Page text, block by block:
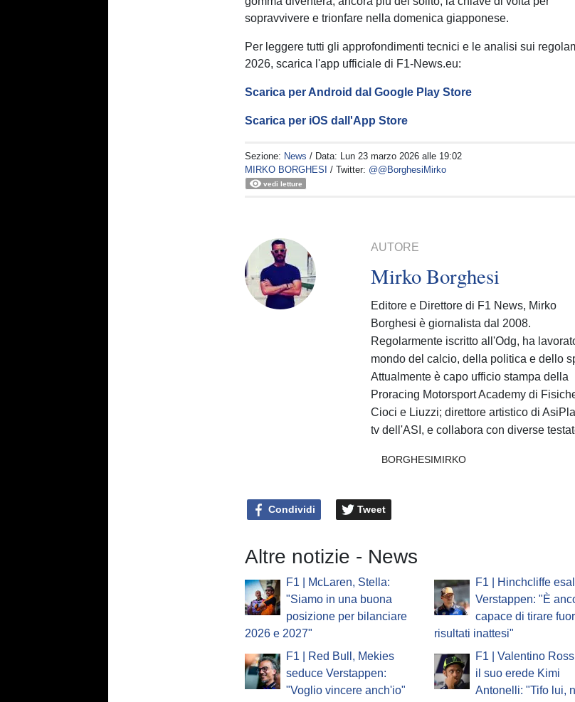
sopravvivere e trionfare nella domenica giapponese.
Per leggere tutti gli approfondimenti tecnici e le analisi sui
2026, scarica l'app ufficiale di F1-News.eu:
Scarica per Android dal Google Play Store
Scarica per iOS dall'App Store
Sezione: News / Data: Lun 23 marzo 2026 alle 19:02
MIRKO BORGHESI
/ Twitter: @@BorghesiMirko
vedi letture
AUTORE
Mirko Borghesi
Editore e Direttore di F1 News, Mirko
Borghesi è giornalista dal 2008.
Regolarmente iscritto all'Odg, ha
mondo del calcio, della politica e dello
Attualmente è capo ufficio stampa della
Proracing Motorsport Academy di
Cioci e Liuzzi; direttore artistico di
tv dell'ASI, e collabora con diverse
BORGHESIMIRKO
Condividi Tweet
Altre notizie - News
F1 | McLaren, Stella:
"Siamo in una buona
posizione per bilanciare
2026 e 2027"
F1 | Hinchcliffe
Verstappen: "È
capace di tirare
risultati inattesi"
F1 | Red Bull, Mekies
seduce Verstappen:
"Voglio vincere anch'io"
F1 | Valentino
il suo erede Kimi
Antonelli: "Tifo lui,